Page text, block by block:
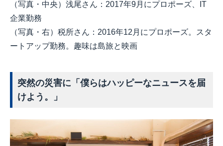
（写真・中央）浅尾さん：2017年9月にプロポーズ、IT
企業勤務
（写真・右）税所さん：2016年12月にプロポーズ。スタ
ートアップ勤務。趣味は島旅と映画
突然の災害に「僕らはハッピーなニュースを届
けよう。」